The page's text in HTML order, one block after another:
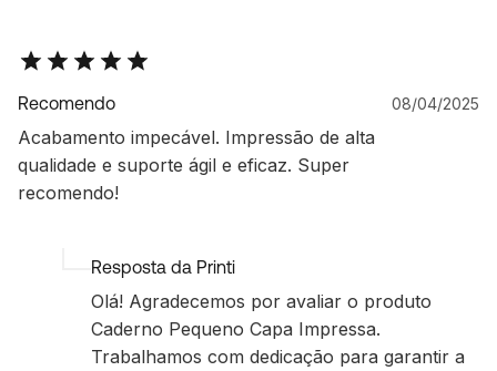
Recomendo
Acabamento impecável. Impressão de alta
qualidade e suporte ágil e eficaz. Super
recomendo!
08/04/2025
Resposta da Printi
Olá! Agradecemos por avaliar o produto
Caderno Pequeno Capa Impressa.
Trabalhamos com dedicação para garantir a